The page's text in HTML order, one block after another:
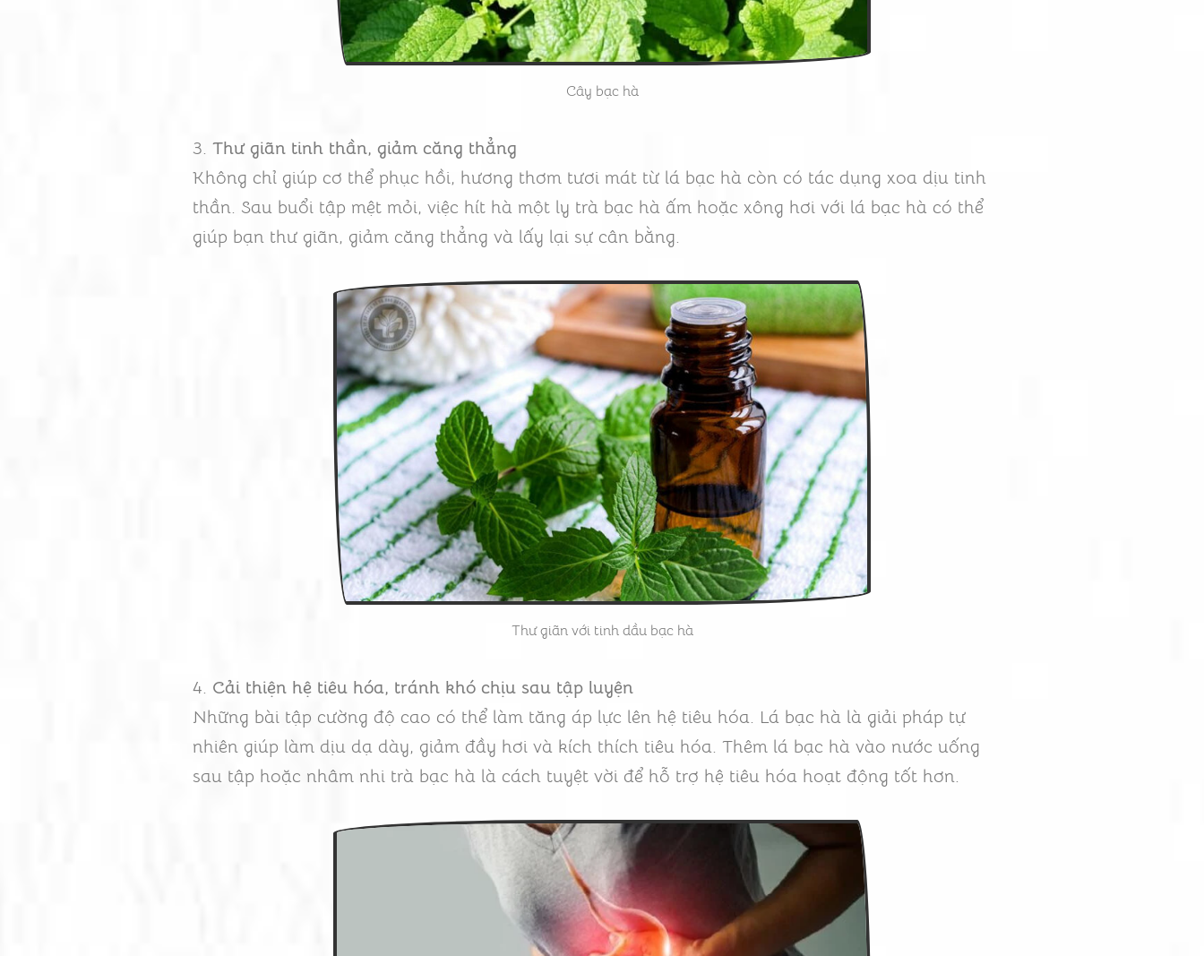
Cây bạc hà
3.Thư giãn tinh thần, giảm căng thẳng
Không chỉ giúp cơ thể phục hồi, hương thơm tươi mát từ lá bạc hà còn có tác dụng xoa dịu tinh
thần. Sau buổi tập mệt mỏi, việc hít hà một ly trà bạc hà ấm hoặc xông hơi với lá bạc hà có thể
giúp bạn thư giãn, giảm căng thẳng và lấy lại sự cân bằng.
Thư giãn với tinh dầu bạc hà
4. Cải thiện hệ tiêu hóa, tránh khó chịu sau tập luyện
Những bài tập cường độ cao có thể làm tăng áp lực lên hệ tiêu hóa. Lá bạc hà là giải pháp tự
nhiên giúp làm dịu dạ dày, giảm đầy hơi và kích thích tiêu hóa. Thêm lá bạc hà vào nước uống
sau tập hoặc nhâm nhi trà bạc hà là cách tuyệt vời để hỗ trợ hệ tiêu hóa hoạt động tốt hơn.